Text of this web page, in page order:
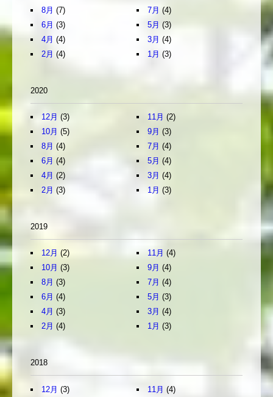
8月 (7) 7月 (4)
6月 (3) 5月 (3)
4月 (4) 3月 (4)
2月 (4) 1月 (3)
2020
12月 (3) 11月 (2)
10月 (5) 9月 (3)
8月 (4) 7月 (4)
6月 (4) 5月 (4)
4月 (2) 3月 (4)
2月 (3) 1月 (3)
2019
12月 (2) 11月 (4)
10月 (3) 9月 (4)
8月 (3) 7月 (4)
6月 (4) 5月 (3)
4月 (3) 3月 (4)
2月 (4) 1月 (3)
2018
12月 (3) 11月 (4)